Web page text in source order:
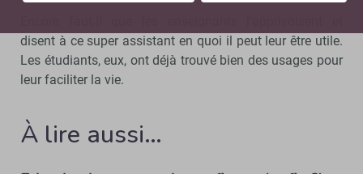
disent à ce super assistant en quoi il peut leur être utile.
Les étudiants, eux, ont déjà trouvé bien des usages pour
leur faciliter la vie.
À lire aussi…